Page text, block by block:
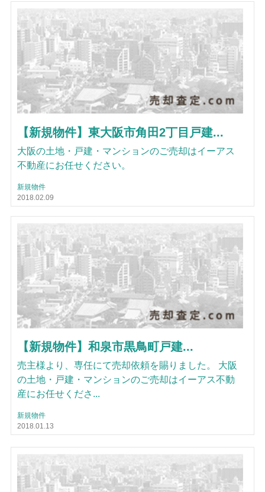
【新規物件】東大阪市角田2丁目戸建...
大阪の土地・戸建・マンションのご売却はイーアス
不動産にお任せください。
新規物件
2018.02.09
【新規物件】和泉市黒鳥町戸建...
売主様より、専任にて売却依頼を賜りました。 大阪
の土地・戸建・マンションのご売却はイーアス不動
産にお任せくださ...
新規物件
2018.01.13